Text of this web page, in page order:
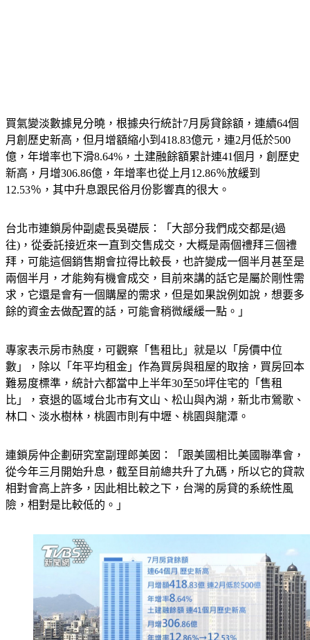
買氣變淡數據見分曉，根據央行統計7月房貸餘額，連續64個
月創歷史新高，但月增額縮小到418.83億元，連2月低於500
億，年增率也下滑8.64%，土建融餘額累計連41個月，創歷史
新高，月增306.86億，年增率也從上月12.86％放緩到
台北市連鎖房仲副處長吳礎辰：「大部分我們成交都是(過
往)，從委託接近來一直到交售成交，大概是兩個禮拜三個禮
拜，可能這個銷售期會拉得比較長，也許變成一個半月甚至是
兩個半月，才能夠有機會成交，目前來講的話它是屬於剛性需
求，它還是會有一個購屋的需求，但是如果說例如說，想要多
專家表示房市熱度，可觀察「售租比」就是以「房價中位
數」，除以「年平均租金」作為買房與租屋的取捨，買房回本
難易度標準，統計六都當中上半年30至50坪住宅的「售租
比」，衰退的區域台北市有文山、松山與內湖，新北市鶯歌、
連鎖房仲企劃研究室副理郎美囡：「跟美國相比美國聯準會，
從今年三月開始升息，截至目前總共升了九碼，所以它的貸款
相對會高上許多，因此相比較之下，台灣的房貸的系統性風